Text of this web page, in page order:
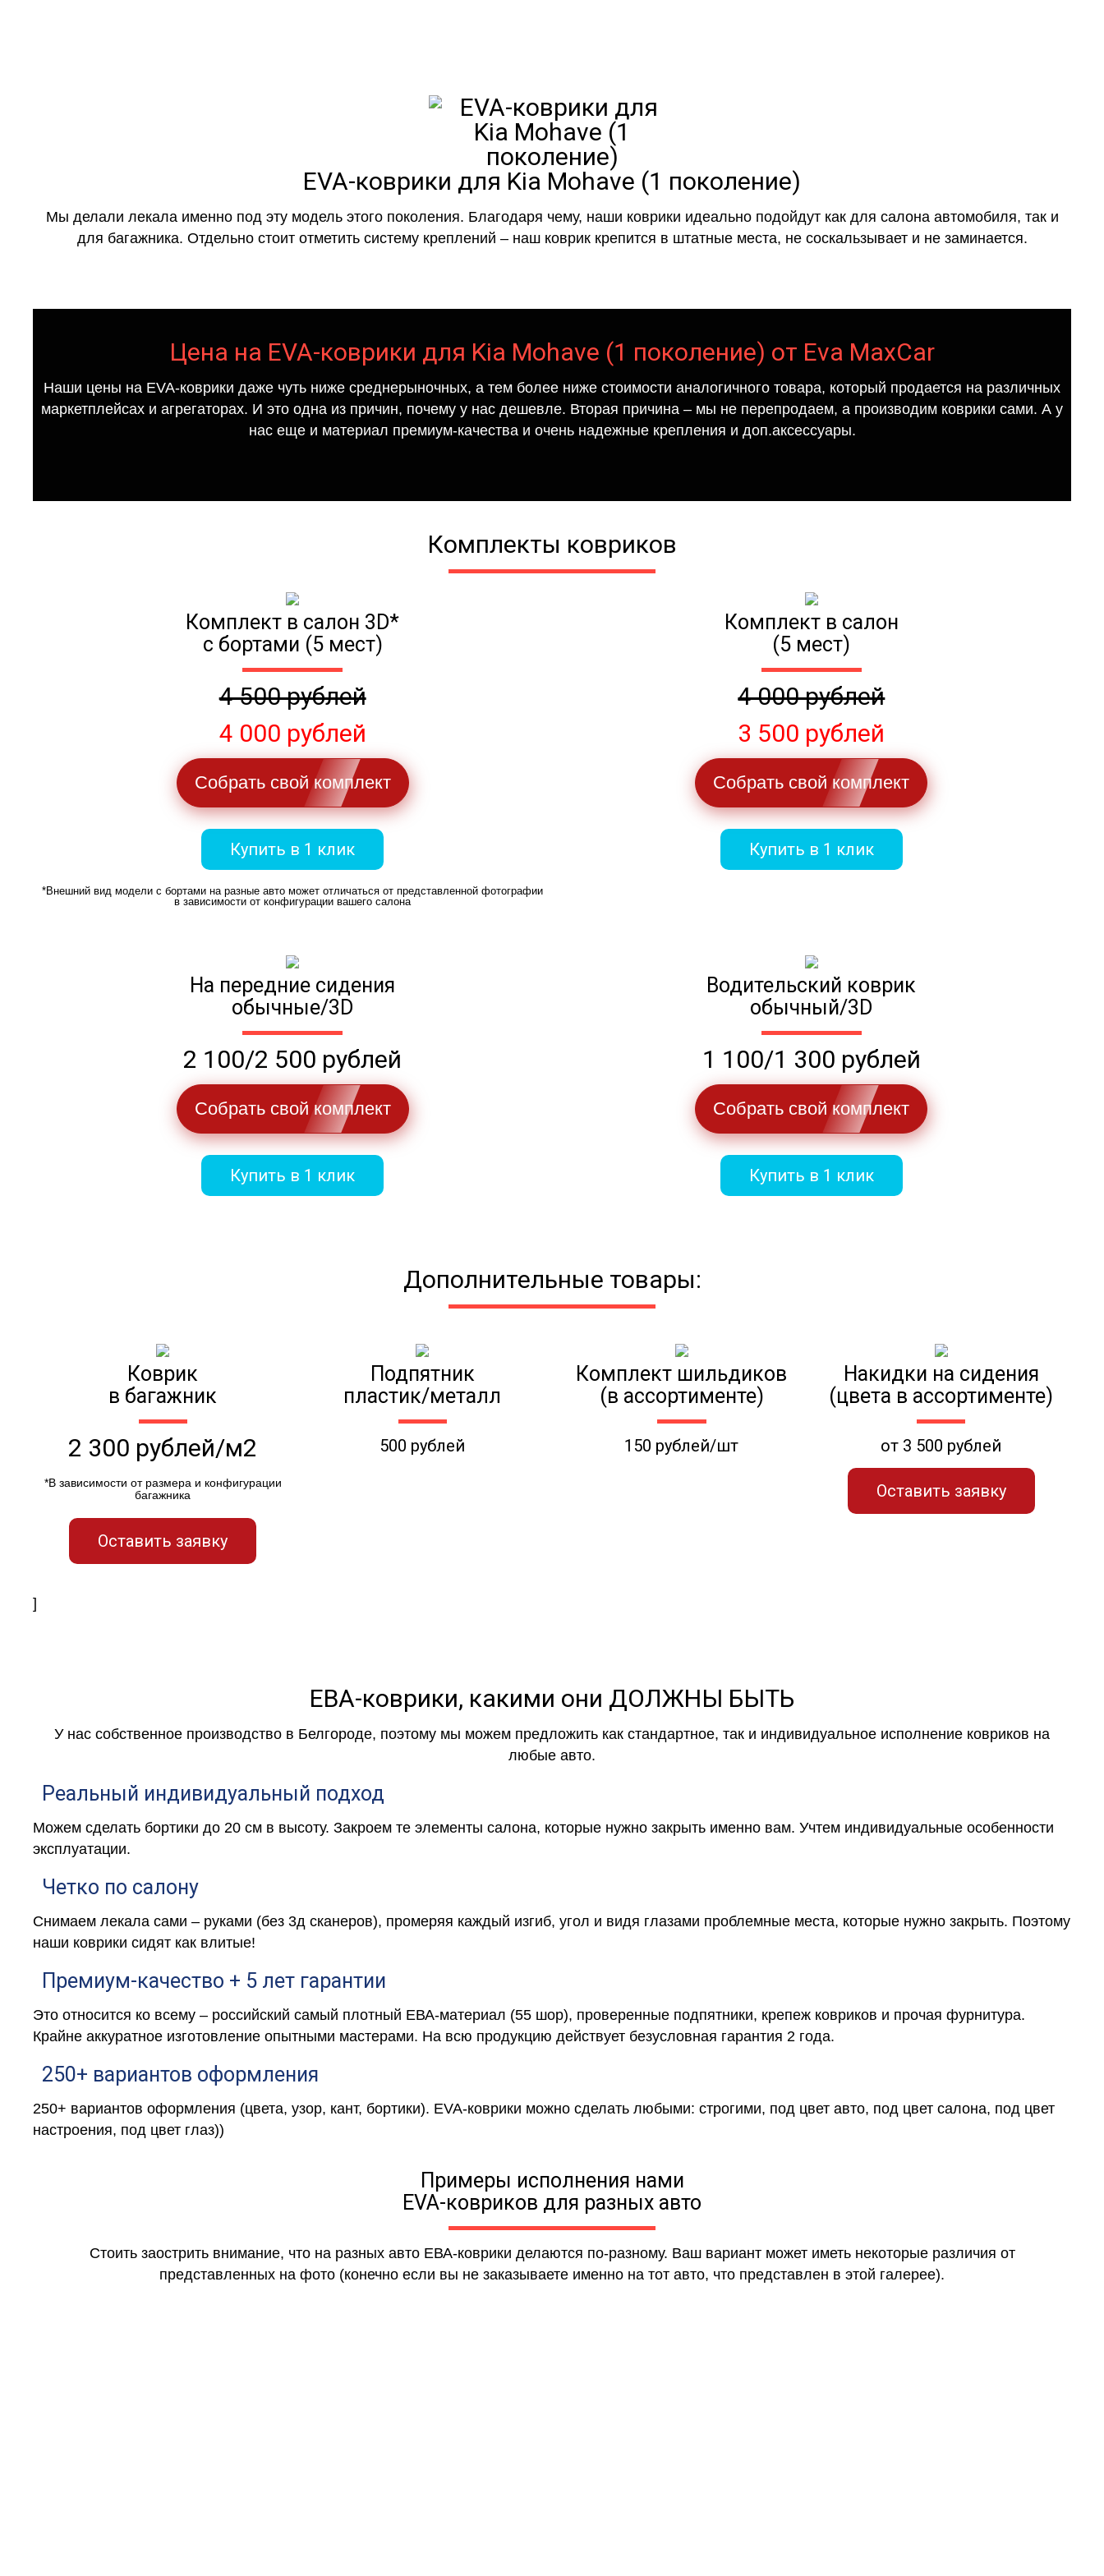
EVA-коврики для Kia Mohave (1 поколение)
Мы делали лекала именно под эту модель этого поколения. Благодаря чему, наши коврики идеально подойдут как для салона автомобиля, так и
для багажника. Отдельно стоит отметить систему креплений – наш коврик крепится в штатные места, не соскальзывает и не заминается.
Цена на EVA-коврики для Kia Mohave (1 поколение) от Eva MaxCar
Наши цены на EVA-коврики даже чуть ниже среднерыночных, а тем более ниже стоимости аналогичного товара, который продается на различных
маркетплейсах и агрегаторах. И это одна из причин, почему у нас дешевле. Вторая причина – мы не перепродаем, а производим коврики сами. А у
нас еще и материал премиум-качества и очень надежные крепления и доп.аксессуары.
Комплекты ковриков
Комплект в салон 3D*
с бортами (5 мест)
4 500 рублей
4 000 рублей
Собрать свой комплект
Купить в 1 клик
*Внешний вид модели с бортами на разные авто может отличаться от представленной фотографии
в зависимости от конфигурации вашего салона
Комплект в салон
(5 мест)
4 000 рублей
3 500 рублей
Собрать свой комплект
Купить в 1 клик
На передние сидения
обычные/3D
2 100/2 500 рублей
Собрать свой комплект
Купить в 1 клик
Водительский коврик
обычный/3D
1 100/1 300 рублей
Собрать свой комплект
Купить в 1 клик
Дополнительные товары:
Коврик
в багажник
2 300 рублей/м2
*В зависимости от размера и конфигурации
багажника
Оставить заявку
Подпятник
пластик/металл
500 рублей
Комплект шильдиков
(в ассортименте)
150 рублей/шт
Накидки на сидения
(цвета в ассортименте)
от 3 500 рублей
Оставить заявку
]
ЕВА-коврики, какими они ДОЛЖНЫ БЫТЬ
У нас собственное производство в Белгороде, поэтому мы можем предложить как стандартное, так и индивидуальное исполнение ковриков на
любые авто.
Реальный индивидуальный подход
Можем сделать бортики до 20 см в высоту. Закроем те элементы салона, которые нужно закрыть именно вам. Учтем индивидуальные особенности
эксплуатации.
Четко по салону
Снимаем лекала сами – руками (без 3д сканеров), промеряя каждый изгиб, угол и видя глазами проблемные места, которые нужно закрыть. Поэтому
наши коврики сидят как влитые!
Премиум-качество + 5 лет гарантии
Это относится ко всему – российский самый плотный ЕВА-материал (55 шор), проверенные подпятники, крепеж ковриков и прочая фурнитура.
Крайне аккуратное изготовление опытными мастерами. На всю продукцию действует безусловная гарантия 2 года.
250+ вариантов оформления
250+ вариантов оформления (цвета, узор, кант, бортики). EVA-коврики можно сделать любыми: строгими, под цвет авто, под цвет салона, под цвет
настроения, под цвет глаз))
Примеры исполнения нами
EVA-ковриков для разных авто
Стоить заострить внимание, что на разных авто ЕВА-коврики делаются по-разному. Ваш вариант может иметь некоторые различия от
представленных на фото (конечно если вы не заказываете именно на тот авто, что представлен в этой галерее).